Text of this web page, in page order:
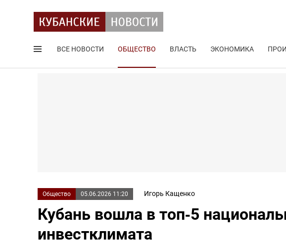
ВСЕ НОВОСТИ ОБЩЕСТВО ВЛАСТЬ ЭКОНОМИКА
Общество 05.06.2026 11:20 Игорь Кащенко
Кубань вошла в топ‑5
инвестклимата